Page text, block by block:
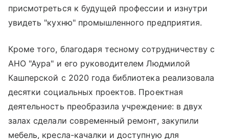
присмотреться к будущей профессии и изнутри
увидеть "кухню" промышленного предприятия.
Кроме того, благодаря тесному сотрудничеству с
АНО "Аура" и его руководителем Людмилой
Кашперской с 2020 года библиотека реализовала
десятки социальных проектов. Проектная
деятельность преобразила учреждение: в двух
залах сделали современный ремонт, закупили
мебель, кресла-качалки и доступную для